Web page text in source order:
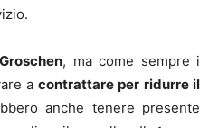
, ma come sempre i
acontrattare per ridurre il
anche tenere presente